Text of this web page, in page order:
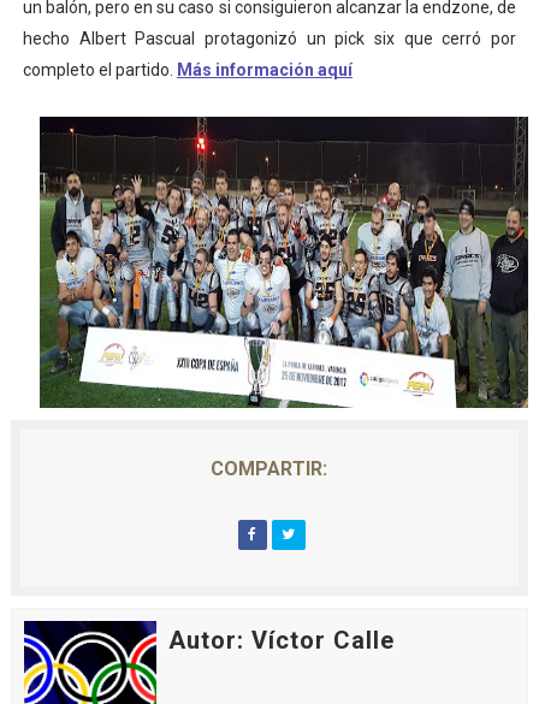
un balón, pero en su caso si consiguieron alcanzar la endzone, de
hecho Albert Pascual protagonizó un pick six que cerró por
completo el partido.
Más información aquí
COMPARTIR:
Autor: Víctor Calle